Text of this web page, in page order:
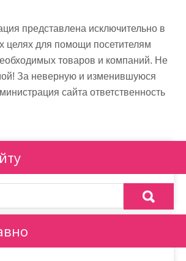
представлена исключительно в
целях для помощи посетителям
товаров и компаний. Не
За неверную и изменившуюся
сайта ответственность